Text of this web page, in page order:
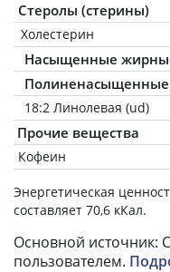
Стеролы (стерины)
Холестерин
Насыщенные
18:2 Линолевая (ud)
Прочие вещества
Кофеин
Энергетическая
составляет 70,6 кКал.
Основной источник:
пользователем.